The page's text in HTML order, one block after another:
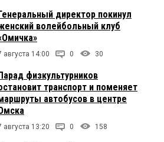
директор покинул
волейбольный клуб
августа 14:00 0 30
физкультурников
транспорт и поменяет
автобусов в центре
августа 13:20 0 158